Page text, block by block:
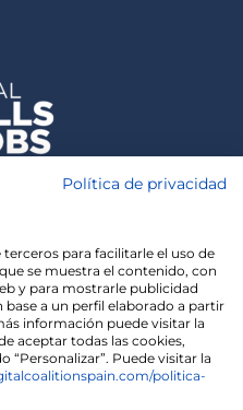
to give you the most
Política de privacidad
para facilitarle el uso de
se muestra el contenido, con
y para mostrarle publicidad
a un perfil elaborado a partir
información puede visitar la
aceptar todas las cookies,
“Personalizar”. Puede visitar la
politica-